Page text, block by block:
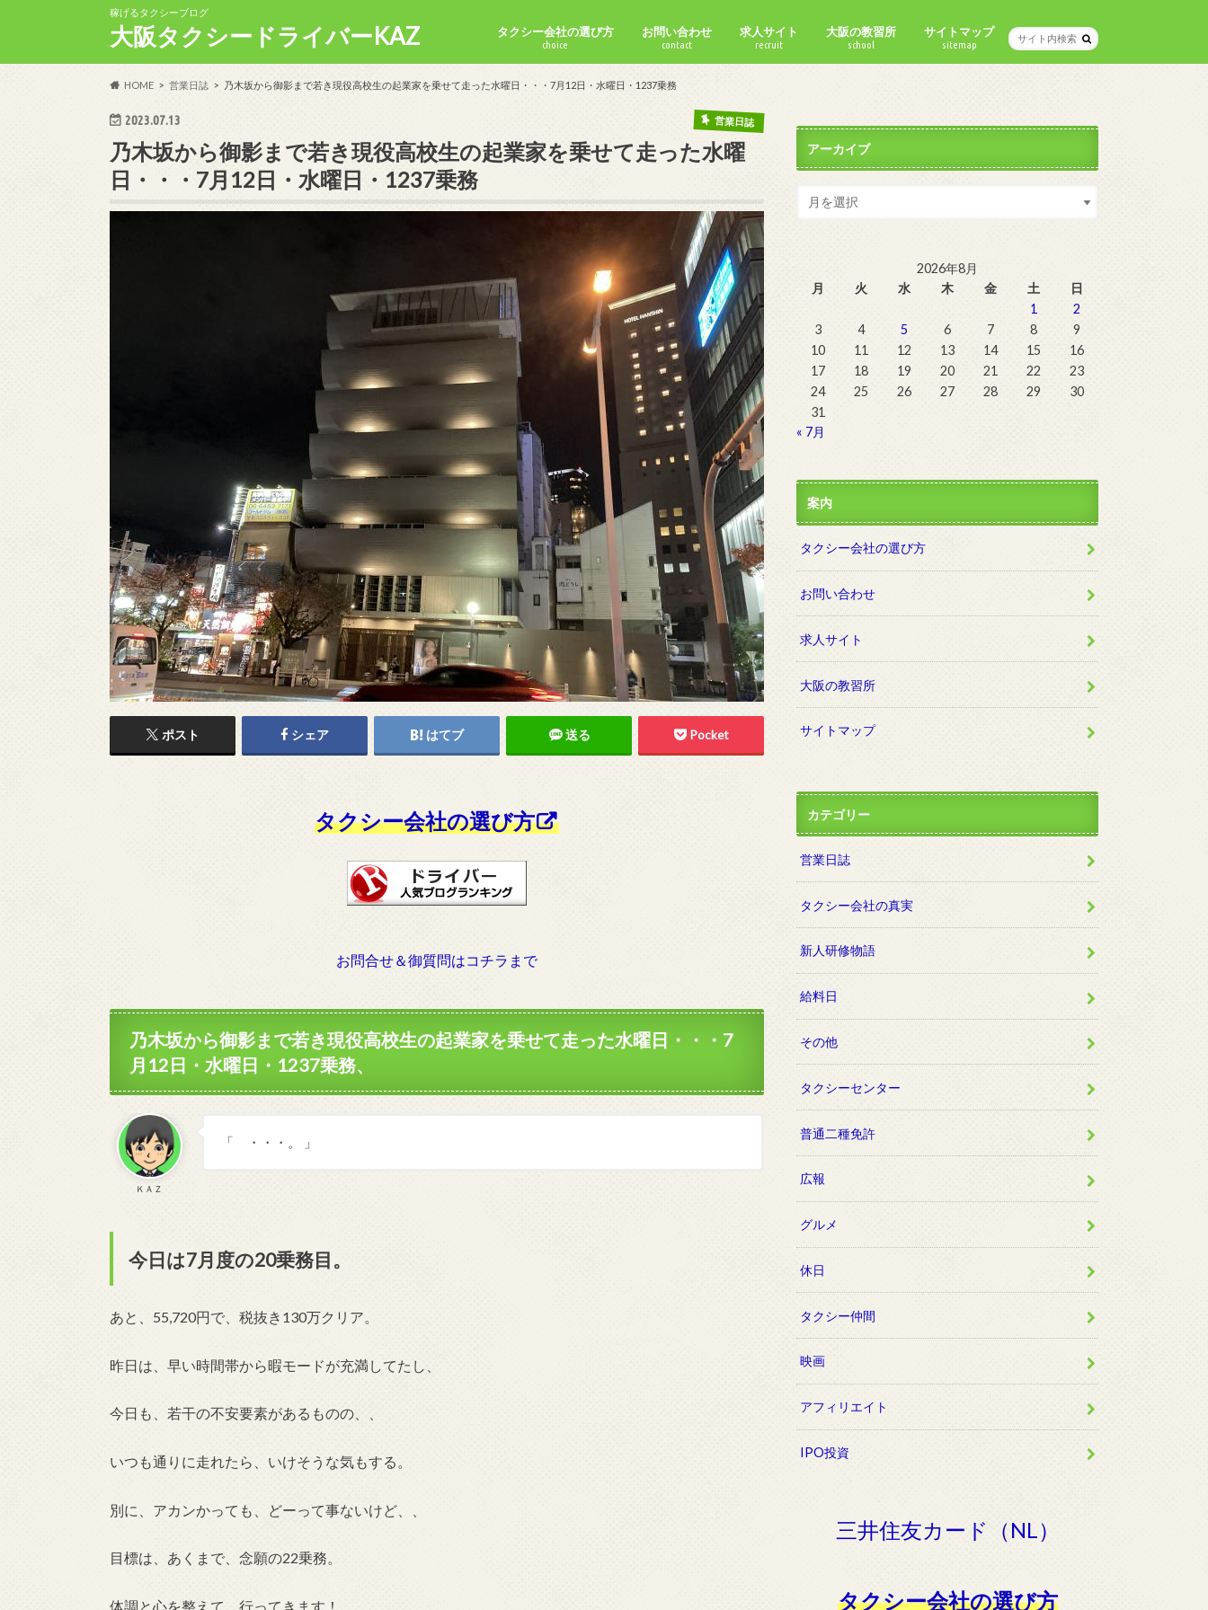
稼げるタクシーブログ
大阪タクシードライバーKAZ タクシー会社の選び方
choice
お問い合わせ
contact
求人サイト
recruit
大阪の教習所
school
サイトマップ
sitemap
HOME 営業日誌 乃木坂から御影まで若き現役高校生の起業家を乗せて走った水曜日・・・7月12日・水曜日・1237乗務
2023.07.13 営業日誌
乃木坂から御影まで若き現役高校生の起業家を乗せて走った水曜
日・・・7月12日・水曜日・1237乗務
ポスト シェア はてブ 送る Pocket
タクシー会社の選び方
お問合せ＆御質問はコチラまで
乃木坂から御影まで若き現役高校生の起業家を乗せて走った水曜日・・・7
月12日・水曜日・1237乗務、
ＫＡＺ
「 ・・・。 」
今日は7月度の20乗務目。
あと、55,720円で、税抜き130万クリア。
昨日は、早い時間帯から暇モードが充満してたし、
今日も、若干の不安要素があるものの、、
いつも通りに走れたら、いけそうな気もする。
別に、アカンかっても、どーって事ないけど、、
目標は、あくまで、念願の22乗務。
体調と心を整えて、行ってきます！
アーカイブ
2026年8月
月
火 水 木 金 土
日
1
2
3
4 5 6 7 8
9
10
11 12 13 14 15
16
17
18 19 20 21 22
23
24
25 26 27 28 29
30
31
« 7月
案内
タクシー会社の選び方
お問い合わせ
求人サイト
大阪の教習所
サイトマップ
カテゴリー
営業日誌
タクシー会社の真実
新人研修物語
給料日
その他
タクシーセンター
普通二種免許
広報
グルメ
休日
タクシー仲間
映画
アフィリエイト
IPO投資
三井住友カード（NL）
タクシー会社の選び方